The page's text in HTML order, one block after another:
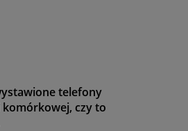
telefony
czy to